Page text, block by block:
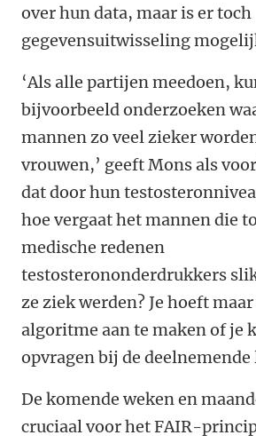
over hun data, maar is er toch
gegevensuitwisseling
‘Als alle partijen meedoen,
bijvoorbeeld onderzoeken
mannen zo veel zieker
vrouwen,’ geeft Mons als
dat door hun
hoe vergaat het mannen die
medische redenen
testosterononderdrukkers
ze ziek werden? Je hoeft
algoritme aan te maken of je
opvragen bij de deelnemende
De komende weken en
cruciaal voor het FAIR-